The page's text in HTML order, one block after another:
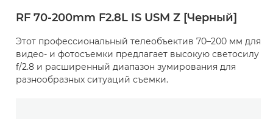
RF 70-200mm F2.8L IS USM Z [Черный]
Этот профессиональный телеобъектив 70–200 мм для
видео- и фотосъемки предлагает высокую светосилу
f/2.8 и расширенный диапазон зумирования для
разнообразных ситуаций съемки.